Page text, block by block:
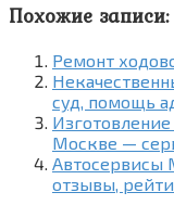
Похожие записи:
Ремонт
суд, помощь
Москве —
Автосервисы
отзывы,